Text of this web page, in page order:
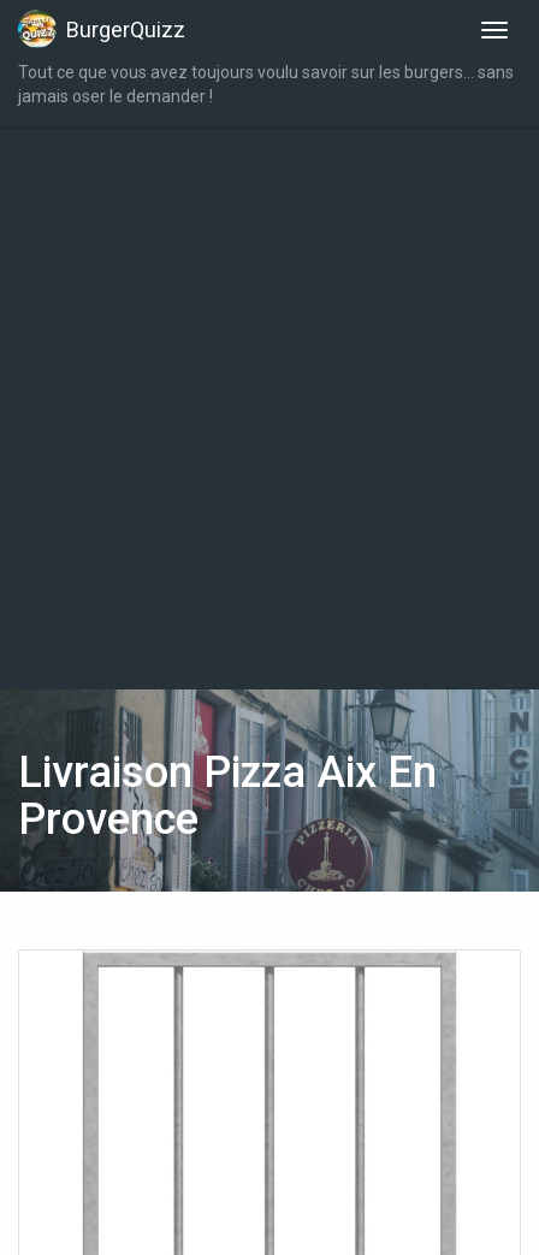
BurgerQuizz
Tout ce que vous avez toujours voulu savoir sur les burgers… sans
jamais oser le demander !
Livraison Pizza Aix En
Provence